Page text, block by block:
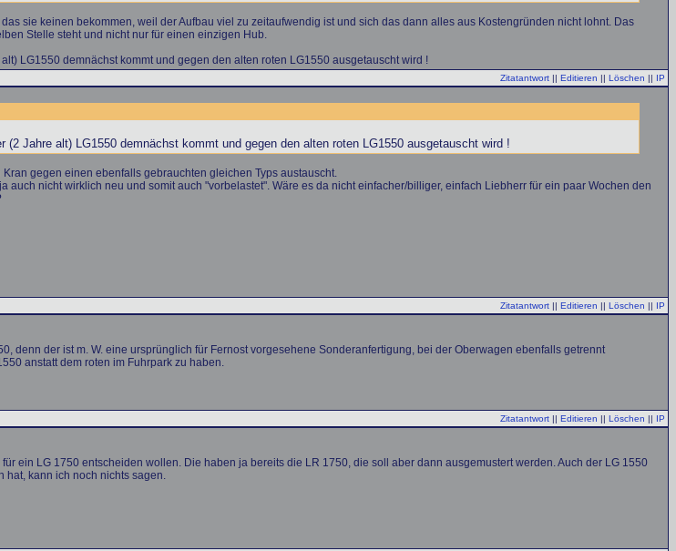
sie keinen bekommen, weil der Aufbau viel zu zeitaufwendig ist und sich das dann alles aus Kostengründen nicht lohnt. Das
Stelle steht und nicht nur für einen einzigen Hub.
LG1550 demnächst kommt und gegen den alten roten LG1550 ausgetauscht wird !
Zitatantwort || Editieren || Löschen || IP
Jahre alt) LG1550 demnächst kommt und gegen den alten roten LG1550 ausgetauscht wird !
gegen einen ebenfalls gebrauchten gleichen Typs austauscht.
auch nicht wirklich neu und somit auch "vorbelastet". Wäre es da nicht einfacher/billiger, einfach Liebherr für ein paar Wochen den
Zitatantwort || Editieren || Löschen || IP
denn der ist m. W. eine ursprünglich für Fernost vorgesehene Sonderanfertigung, bei der Oberwagen ebenfalls getrennt
anstatt dem roten im Fuhrpark zu haben.
Zitatantwort || Editieren || Löschen || IP
ein LG 1750 entscheiden wollen. Die haben ja bereits die LR 1750, die soll aber dann ausgemustert werden. Auch der LG 1550
hat, kann ich noch nichts sagen.